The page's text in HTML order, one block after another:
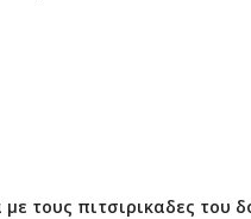
τους πιτσιρικαδες του